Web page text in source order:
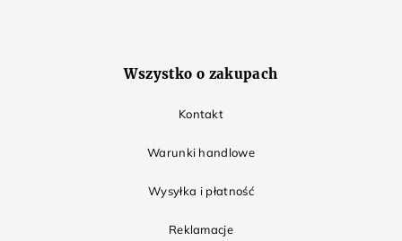
Wszystko o zakupach
Kontakt
Warunki handlowe
Wysyłka i płatność
Reklamacje